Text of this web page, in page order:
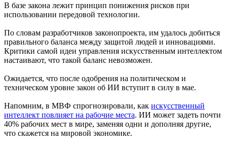
В базе закона лежит принцип понижения рисков при
использовании передовой технологии.
По словам разработчиков законопроекта, им удалось добиться
правильного баланса между защитой людей и инновациями.
Критики самой идеи управления искусственным интеллектом
настаивают, что такой баланс невозможен.
Ожидается, что после одобрения на политическом и
техническом уровне закон об ИИ вступит в силу в мае.
Напомним, в МВФ спрогнозировали, как искусственный
интеллект повлияет на рабочие места. ИИ может задеть почти
40% рабочих мест в мире, заменяя одни и дополняя другие,
что скажется на мировой экономике.